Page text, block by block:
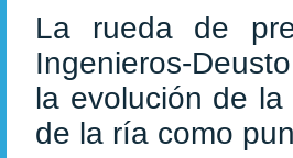
La rueda de
Ingenieros-
la evolución de
de la ría como